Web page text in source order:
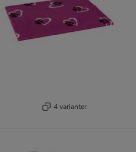
4 varianter